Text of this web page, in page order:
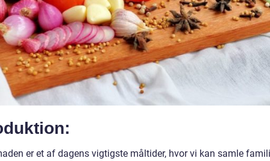
er et af dagens vigtigste måltider, hvor vi kan samle